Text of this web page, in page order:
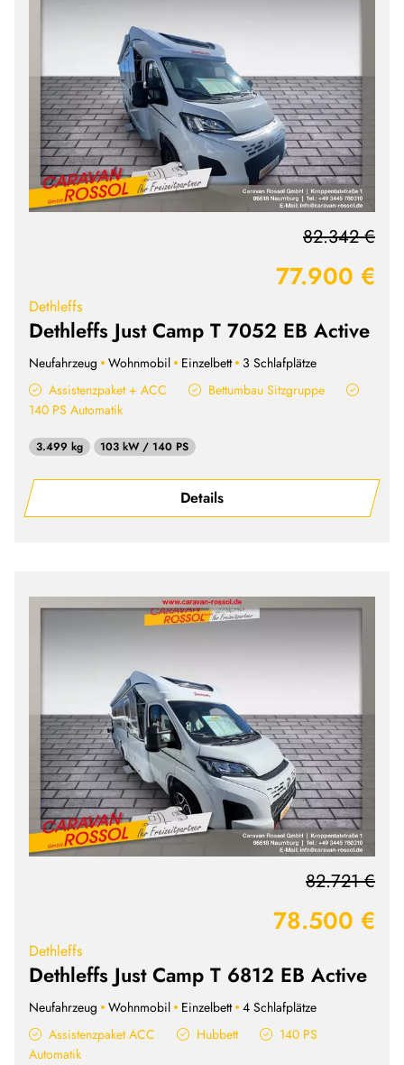
Dethleffs
Dethleffs Just Camp T 7052 EB Active
Neufahrzeug Wohnmobil Einzelbett 3 Schlafplätze
77.900 €
82.342 €
Assistenzpaket + ACC
Bettumbau Sitzgruppe
140 PS Automatik
3.499 kg 103 kW / 140 PS
Details
Dethleffs
Dethleffs Just Camp T 6812 EB Active
Neufahrzeug Wohnmobil Einzelbett 4 Schlafplätze
78.500 €
82.721 €
Assistenzpaket ACC Hubbett
140 PS
Automatik